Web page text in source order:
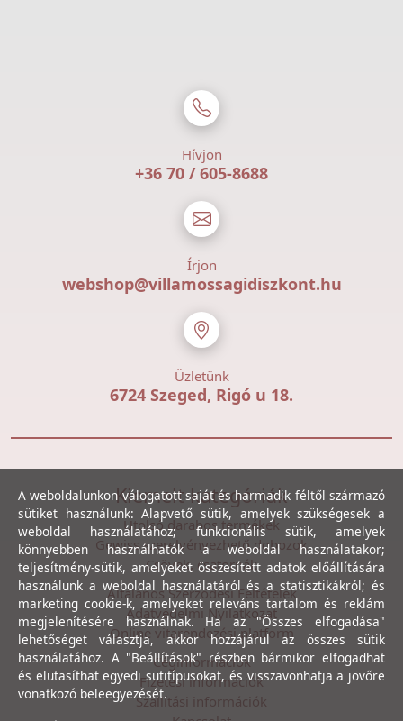
Hívjon
+36 70 / 605-8688
Írjon
webshop@villamossagidiszkont.hu
Üzletünk
6724 Szeged, Rigó u 18.
Kiemelt kategóriák
Utolsó darabos termékek
Gewiss szerelvényezhető dobozok
Csövek, csatornák
Általános Szerződési Feltételek
Adatvédelmi Nyilatkozat
Online vitarendezési platform
Céginformációk
Fizetési információk
Szállítási információk
A weboldalunkon válogatott saját és harmadik féltől származó
sütiket használunk: Alapvető sütik, amelyek szükségesek a
weboldal használatához; funkcionális sütik, amelyek
könnyebben használhatók a weboldal használatakor;
teljesítmény-sütik, amelyeket összesített adatok előállítására
használunk a weboldal használatáról és a statisztikákról; és
marketing cookie-k, amelyeket releváns tartalom és reklám
megjelenítésére használnak. Ha az "Összes elfogadása"
lehetőséget választja, akkor hozzájárul az összes sütik
használatához. A "Beállítások" részben bármikor elfogadhat
és elutasíthat egyedi sütitípusokat, és visszavonhatja a jövőre
vonatkozó beleegyezését.